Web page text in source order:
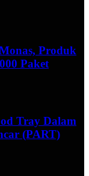
Produk
Paket
Tray Dalam
(PART)